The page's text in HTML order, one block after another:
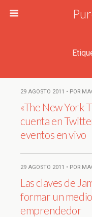
29 AGOSTO 2011 • POR
«The New York
cuenta en
eventos en vivo
29 AGOSTO 2011 • POR
Las claves de
formar un
emprendedor